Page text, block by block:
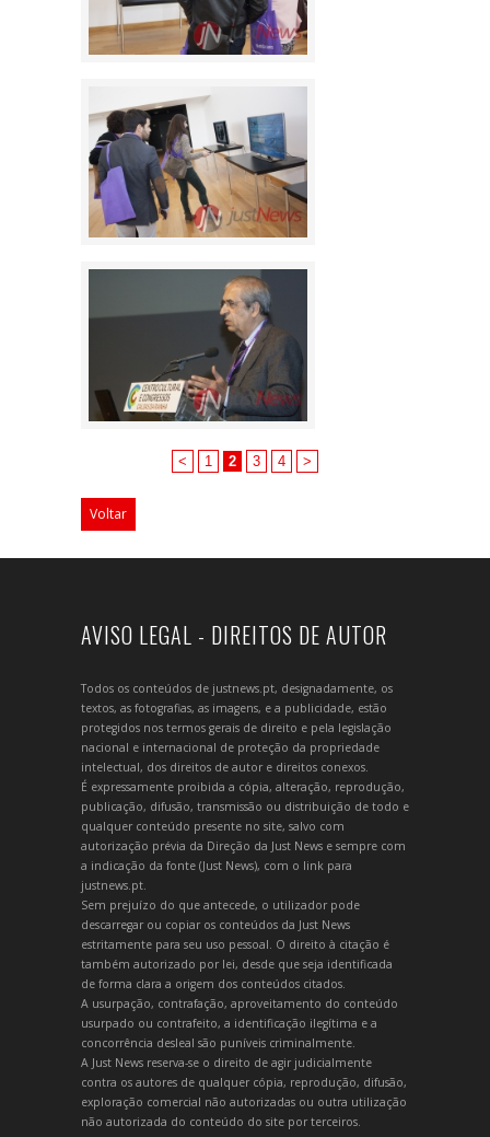
< 1 2 3 4 >
Voltar
AVISO LEGAL - DIREITOS DE AUTOR
Todos os conteúdos de justnews.pt, designadamente, os
textos, as fotografias, as imagens, e a publicidade, estão
protegidos nos termos gerais de direito e pela legislação
nacional e internacional de proteção da propriedade
intelectual, dos direitos de autor e direitos conexos.
É expressamente proibida a cópia, alteração, reprodução,
publicação, difusão, transmissão ou distribuição de todo e
qualquer conteúdo presente no site, salvo com
autorização prévia da Direção da Just News e sempre com
a indicação da fonte (Just News), com o link para
justnews.pt.
Sem prejuízo do que antecede, o utilizador pode
descarregar ou copiar os conteúdos da Just News
estritamente para seu uso pessoal. O direito à citação é
também autorizado por lei, desde que seja identificada
de forma clara a origem dos conteúdos citados.
A usurpação, contrafação, aproveitamento do conteúdo
usurpado ou contrafeito, a identificação ilegítima e a
concorrência desleal são puníveis criminalmente.
A Just News reserva-se o direito de agir judicialmente
contra os autores de qualquer cópia, reprodução, difusão,
exploração comercial não autorizadas ou outra utilização
não autorizada do conteúdo do site por terceiros.